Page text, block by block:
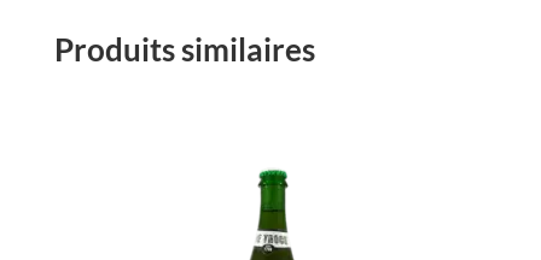
Produits similaires